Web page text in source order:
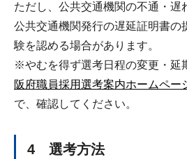
ただし、公共交通機関の不通・遅
公共交通機関発行の遅延証明書の
験を認める場合があります。
※やむを得ず選考日程の変更・延
阪府職員採用選考案内ホームペー
で、確認してください。
4 選考方法